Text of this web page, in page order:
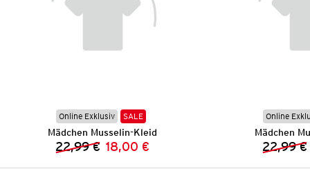
Online Exklusiv SALE
Mädchen Musselin-Kleid
Vorheriger Preis:
22,99 € Neuer Preis:
18,00 €
Online
Mädchen
22,99 €